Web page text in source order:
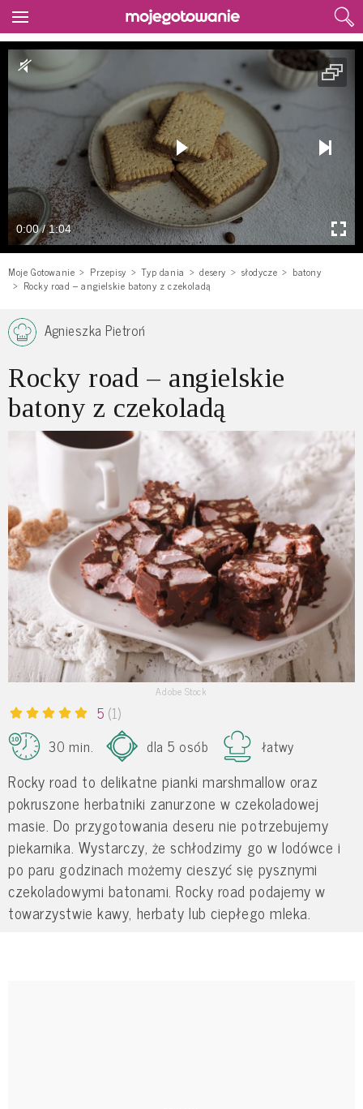
0:00 / 1:04
Moje Gotowanie Przepisy Typ dania desery słodycze
batony
Rocky road – angielskie batony z czekoladą
Agnieszka Pietroń
Rocky road – angielskie
batony z czekoladą
Adobe Stock
5 (1)
30 min.
dla 5 osób łatwy
Rocky road to delikatne pianki marshmallow oraz
pokruszone herbatniki zanurzone w czekoladowej
masie. Do przygotowania deseru nie potrzebujemy
piekarnika. Wystarczy, że schłodzimy go w lodówce i
po paru godzinach możemy cieszyć się pysznymi
czekoladowymi batonami. Rocky road podajemy w
towarzystwie kawy, herbaty lub ciepłego mleka.